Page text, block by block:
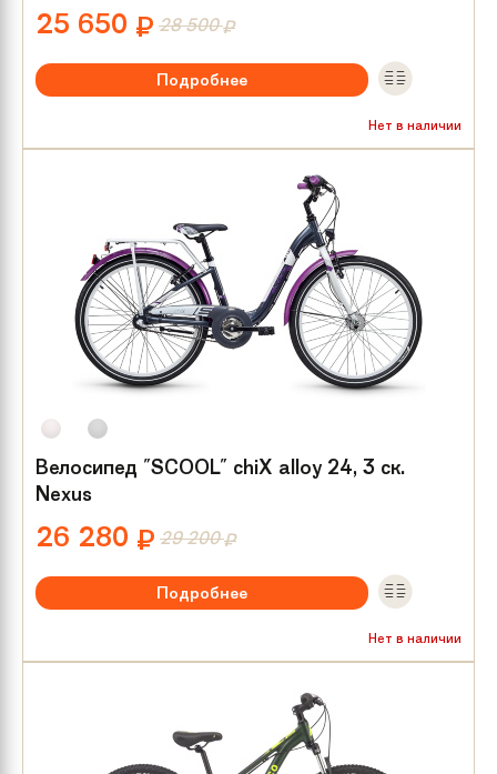
25 650 ₽ 28 500₽
Подробнее
Нет в наличии
Тип тормозов:V-brake
Велосипед "SCOOL" chiX alloy 24, 3 ск.
Nexus
26 280 ₽ 29 200₽
Подробнее
Нет в наличии
Тип тормозов:V-brake